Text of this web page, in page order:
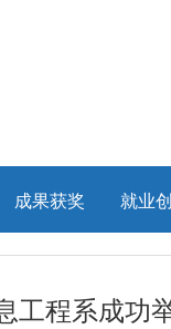
成果获奖 就业
工程系成功